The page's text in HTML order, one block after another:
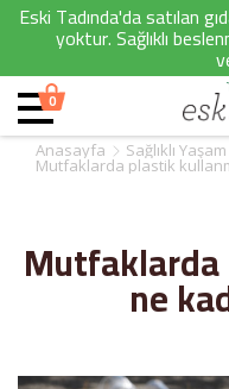
Eski Tadında'da satılan
yoktur. Sağlıklı
0
Anasayfa Sağlıklı Yaşam
Mutfaklarda plastik
ne